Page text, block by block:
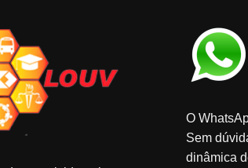
O
Sem
dinâmica